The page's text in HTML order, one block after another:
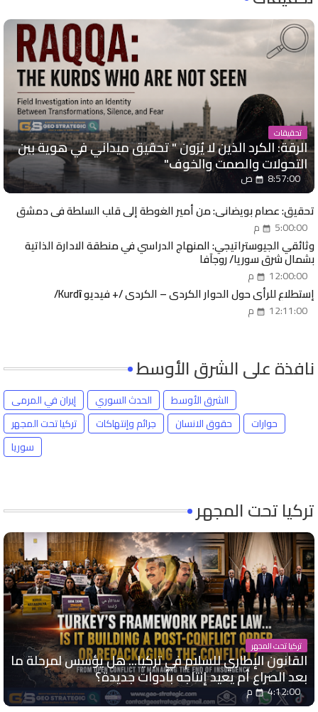
تحقيقات
الرقة: الكرد الذين لا يُرَون " تحقيق ميداني في هوية بين
التحولات والصمت والخوف"
8:57:00 ص
تحقيق: عصام بويضاني: من أمير الغوطة إلى قلب السلطة في دمشق
5:00:00 م
وثائقي الجيوستراتيجي: المنهاج الدراسي في منطقة الادارة الذاتية
بشمال شرق سوريا/ روجآفا
12:00:00 م
إستطلاع للرأي حول الحوار الكردي – الكردي /+ فيديو Kurdȋ/
12:11:00 م
نافذة على الشرق الأوسط
إيران في المرمى الحدث السوري
الشرق الأوسط
تركيا تحت المجهر
جرائم وإنتهاكات حقوق الانسان
حوارات
سوريا
تركيا تحت المجهر
تركيا تحت المجهر
القانون الإطاري للسلام في تركيا... هل يؤسس لمرحلة ما
بعد الصراع أم يعيد إنتاجه بأدوات جديدة؟
4:12:00 م